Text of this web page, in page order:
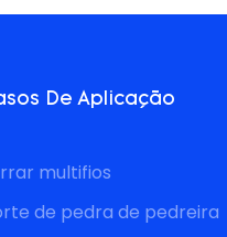
4.
De Aplicação
multifios
de pedra de pedreira